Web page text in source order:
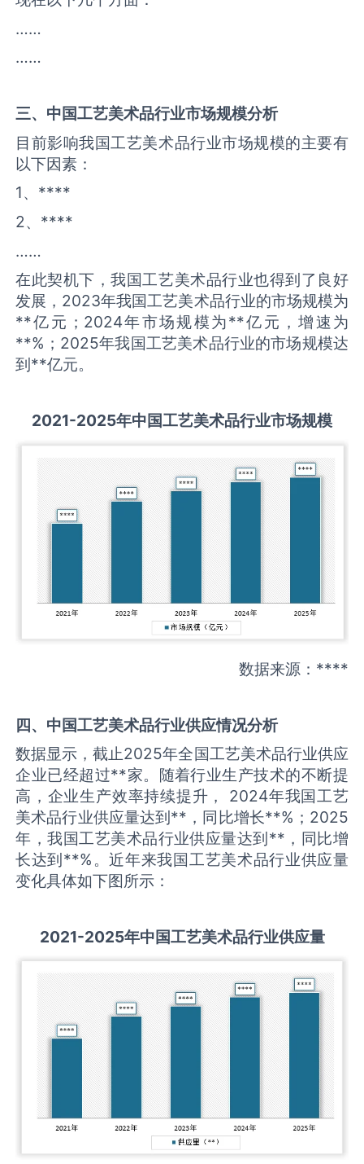
……
……
三、中国工艺美术品行业市场规模分析
目前影响我国工艺美术品行业市场规模的主要有
以下因素：
1、****
2、****
……
在此契机下，我国工艺美术品行业也得到了良好
发展，2023年我国工艺美术品行业的市场规模为
**亿元；2024年市场规模为**亿元，增速为
**%；2025年我国工艺美术品行业的市场规模达
到**亿元。
2021-2025年中国工艺美术品行业市场规模
数据来源：****
四、中国工艺美术品行业供应情况分析
数据显示，截止2025年全国工艺美术品行业供应
企业已经超过**家。随着行业生产技术的不断提
高，企业生产效率持续提升， 2024年我国工艺
美术品行业供应量达到**，同比增长**%；2025
年，我国工艺美术品行业供应量达到**，同比增
长达到**%。近年来我国工艺美术品行业供应量
变化具体如下图所示：
2021-2025年中国工艺美术品行业供应量